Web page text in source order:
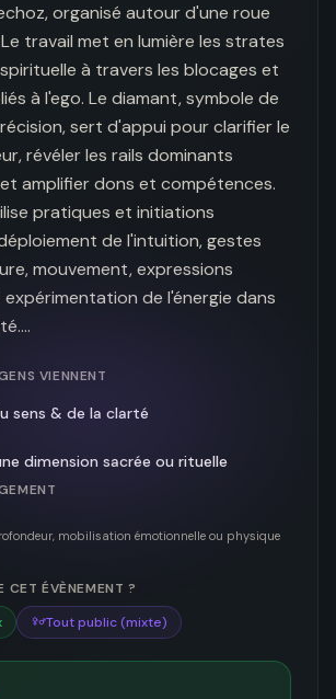
organisé autour d'une roue
travail met en lumière les strates
à travers les blocages et
à l'ego. Le diamant, symbole de
sert d'appui pour clarifier le
révéler les rails dominants
amplifier dons et compétences.
pratiques et initiations
de l'intuition, gestes
mouvement, expressions
de l'énergie dans
VIENNENT
sens & de la clarté
dimension sacrée ou rituelle
mobilisation émotionnelle ou physique
CET ÉVÈNEMENT ?
Tout public (mixte)